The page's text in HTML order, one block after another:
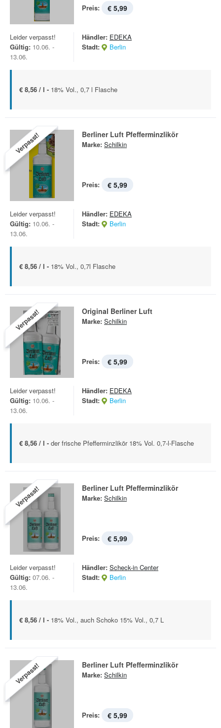
Preis: € 5,99
Leider verpasst!
Gültig: 10.06. -
13.06.
Händler: EDEKA
Stadt:
Berlin
€ 8,56 / l - 18% Vol., 0,7 l Flasche
Verpasst! Berliner Luft Pfefferminzlikör
Marke: Schilkin
Preis: € 5,99
Leider verpasst!
Gültig: 10.06. -
13.06.
Händler: EDEKA
Stadt:
Berlin
€ 8,56 / l - 18% Vol., 0,7l Flasche
Verpasst! Original Berliner Luft
Marke: Schilkin
Preis: € 5,99
Leider verpasst!
Gültig: 10.06. -
13.06.
Händler: EDEKA
Stadt:
Berlin
€ 8,56 / l - der frische Pfefferminzlikör 18% Vol. 0,7-l-Flasche
Verpasst! Berliner Luft Pfefferminzlikör
Marke: Schilkin
Preis: € 5,99
Leider verpasst!
Gültig: 07.06. -
13.06.
Händler: Scheck-in Center
Stadt:
Berlin
€ 8,56 / l - 18% Vol., auch Schoko 15% Vol., 0,7 L
Verpasst! Berliner Luft Pfefferminzlikör
Marke: Schilkin
Preis: € 5,99